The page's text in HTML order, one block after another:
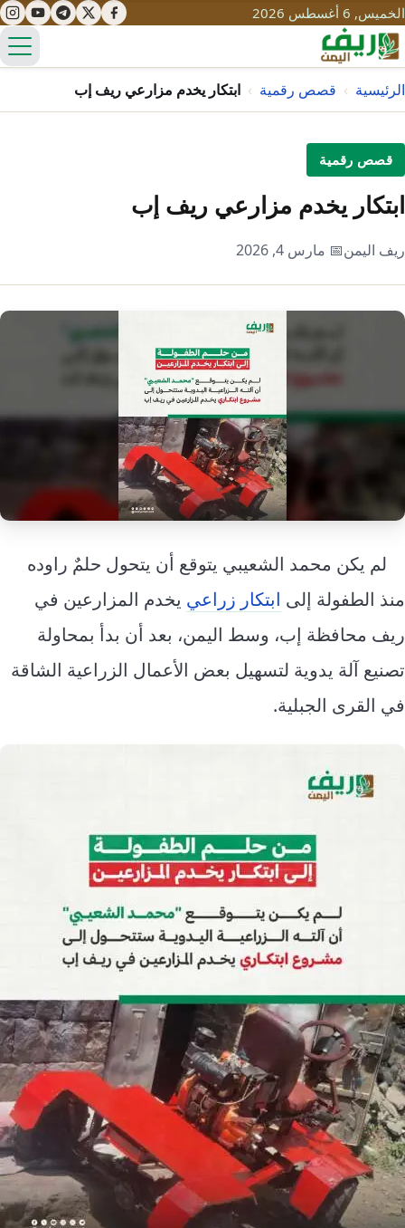
الخميس, 6 أغسطس 2026
مياه
طرُق
تنمية
سياحة
ثقافة
التغير المناخي
إرشاد زراعي
قضايا
قصة
انفوجرافيك
قصص رقمية
الرئيسية › قصص رقمية › ابتكار يخدم مزارعي ريف إب
قصص رقمية
ابتكار يخدم مزارعي ريف إب
ريف اليمن📅 مارس 4, 2026
لم يكن محمد الشعيبي يتوقع أن يتحول حلمٌ راوده
منذ الطفولة إلى ابتكار زراعي يخدم المزارعين في
ريف محافظة إب، وسط اليمن، بعد أن بدأ بمحاولة
تصنيع آلة يدوية لتسهيل بعض الأعمال الزراعية الشاقة
في القرى الجبلية.